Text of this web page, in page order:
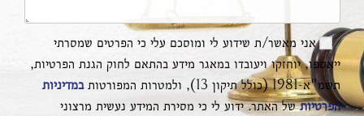
אני מאשר/ת שידוע לי ומוסכם עלי כי הפרטים שמסרתי
ייאספו, יוחזקו ויעובדו במאגר מידע בהתאם לחוק הגנת הפרטיות,
תשמ"א-1981 (כולל תיקון 13), ולמטרות המפורטות
במדיניות
הפרטיותשל האתר. ידוע לי כי מסירת המידע נעשית מרצוני